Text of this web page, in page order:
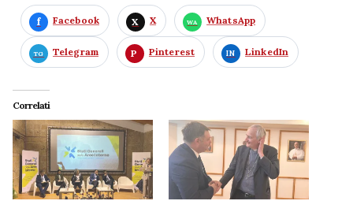
Facebook X WhatsApp
Telegram Pinterest LinkedIn
Correlati